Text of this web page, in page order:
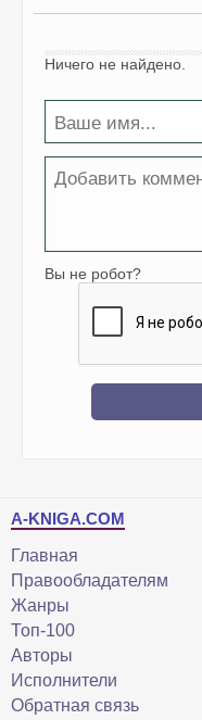
Ничего не найдено.
Вы не робот?
A-KNIGA.COM
Главная
Правообладателям
Жанры
Топ-100
Авторы
Исполнители
Обратная связь